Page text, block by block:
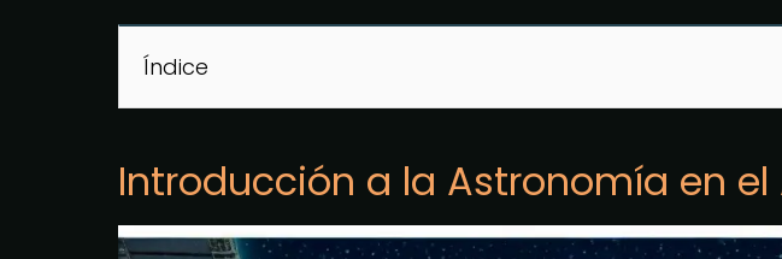
Índice
Introducción a la Astronomía en